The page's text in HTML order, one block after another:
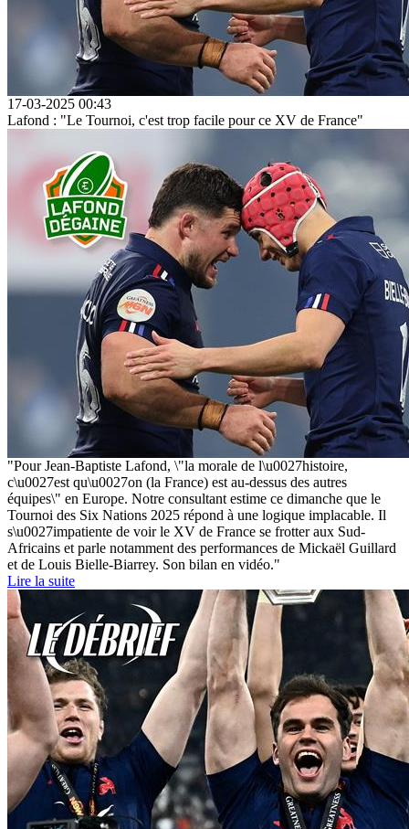
17-03-2025 00:43
Lafond : "Le Tournoi, c'est trop facile pour ce XV de France"
"Pour Jean-Baptiste Lafond, \"la morale de l\u0027histoire,
c\u0027est qu\u0027on (la France) est au-dessus des autres
équipes\" en Europe. Notre consultant estime ce dimanche que le
Tournoi des Six Nations 2025 répond à une logique implacable. Il
s\u0027impatiente de voir le XV de France se frotter aux Sud-
Africains et parle notamment des performances de Mickaël Guillard
et de Louis Bielle-Biarrey. Son bilan en vidéo."
Lire la suite